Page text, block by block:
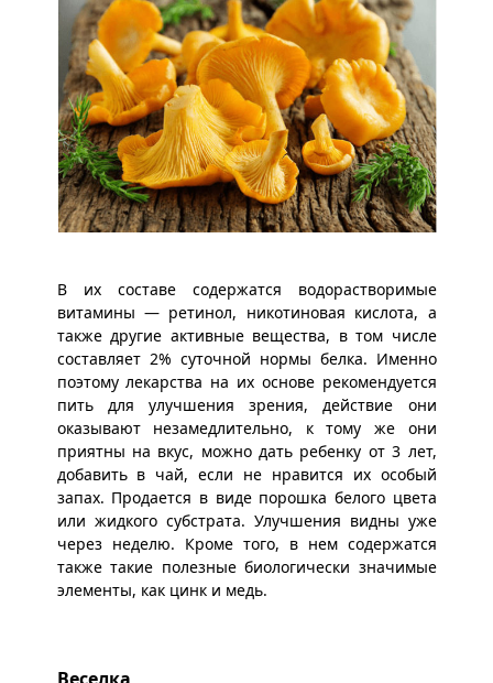
В их составе содержатся водорастворимые
витамины — ретинол, никотиновая кислота, а
также другие активные вещества, в том числе
составляет 2% суточной нормы белка. Именно
поэтому лекарства на их основе рекомендуется
пить для улучшения зрения, действие они
оказывают незамедлительно, к тому же они
приятны на вкус, можно дать ребенку от 3 лет,
добавить в чай, если не нравится их особый
запах. Продается в виде порошка белого цвета
или жидкого субстрата. Улучшения видны уже
через неделю. Кроме того, в нем содержатся
также такие полезные биологически значимые
элементы, как цинк и медь.